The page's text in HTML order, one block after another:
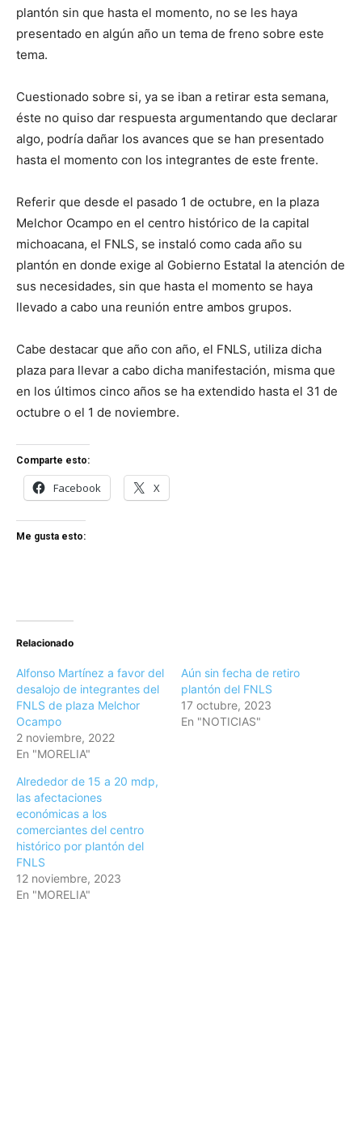
plantón sin que hasta el momento, no se les haya
presentado en algún año un tema de freno sobre este
tema.
Cuestionado sobre si, ya se iban a retirar esta semana,
éste no quiso dar respuesta argumentando que declarar
algo, podría dañar los avances que se han presentado
hasta el momento con los integrantes de este frente.
Referir que desde el pasado 1 de octubre, en la plaza
Melchor Ocampo en el centro histórico de la capital
michoacana, el FNLS, se instaló como cada año su
plantón en donde exige al Gobierno Estatal la atención de
sus necesidades, sin que hasta el momento se haya
llevado a cabo una reunión entre ambos grupos.
Cabe destacar que año con año, el FNLS, utiliza dicha
plaza para llevar a cabo dicha manifestación, misma que
en los últimos cinco años se ha extendido hasta el 31 de
octubre o el 1 de noviembre.
Comparte esto:
Facebook X
Me gusta esto:
Relacionado
Alfonso Martínez a favor del
desalojo de integrantes del
FNLS de plaza Melchor
Ocampo
2 noviembre, 2022
En "MORELIA"
Aún sin fecha de retiro
plantón del FNLS
17 octubre, 2023
En "NOTICIAS"
Alrededor de 15 a 20 mdp,
las afectaciones
económicas a los
comerciantes del centro
histórico por plantón del
FNLS
12 noviembre, 2023
En "MORELIA"